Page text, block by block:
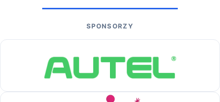
SPONSORZY